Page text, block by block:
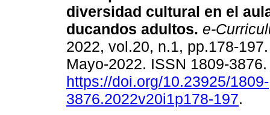
diversidad cultural en el
ducandos adultos. e-
2022, vol.20, n.1, pp.178-
Mayo-2022. ISSN 1809-
https://doi.org/10.23925/1809-
3876.2022v20i1p178-197.